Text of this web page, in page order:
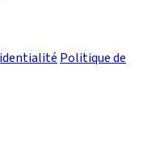
Politique de